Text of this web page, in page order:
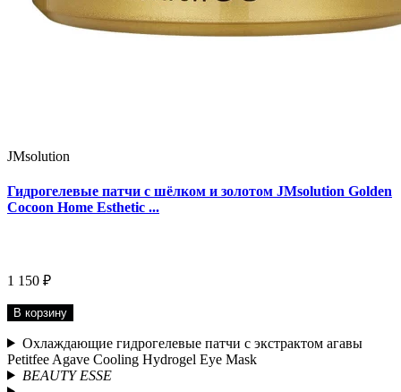
JMsolution
Гидрогелевые патчи с шёлком и золотом JMsolution Golden
Cocoon Home Esthetic ...
1 150 ₽
В корзину
Охлаждающие гидрогелевые патчи с экстрактом агавы
Petitfee Agave Cooling Hydrogel Eye Mask
BEAUTY ESSE